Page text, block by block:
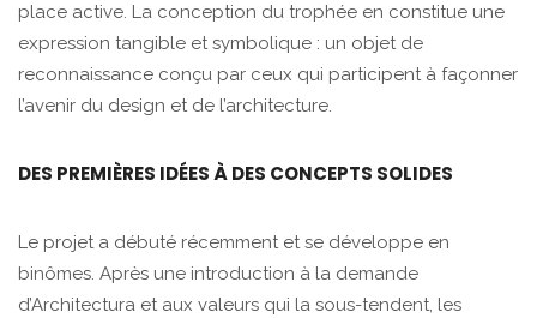
place active. La conception du trophée en constitue une
expression tangible et symbolique : un objet de
reconnaissance conçu par ceux qui participent à façonner
l’avenir du design et de l’architecture.
DES PREMIÈRES IDÉES À DES CONCEPTS SOLIDES
Le projet a débuté récemment et se développe en
binômes. Après une introduction à la demande
d’Architectura et aux valeurs qui la sous-tendent, les